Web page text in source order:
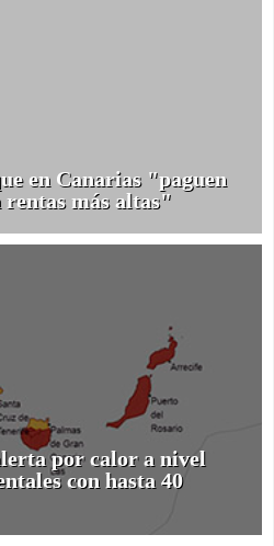
en Canarias "paguen
rentas más altas"
por calor a nivel
con hasta 40